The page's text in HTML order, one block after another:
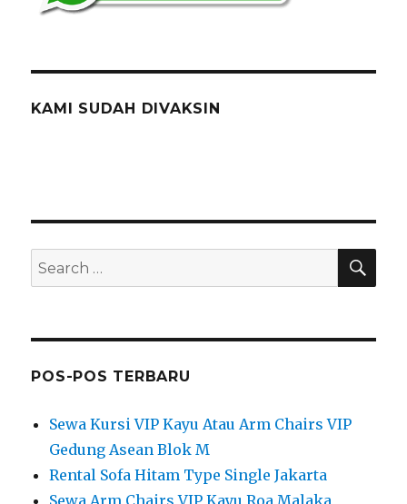
KAMI SUDAH DIVAKSIN
Search
for:
POS-POS TERBARU
Sewa Kursi VIP Kayu Atau Arm Chairs VIP
Gedung Asean Blok M
Rental Sofa Hitam Type Single Jakarta
Sewa Arm Chairs VIP Kayu Roa Malaka